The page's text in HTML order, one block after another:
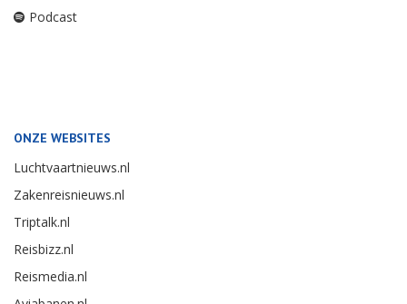
Podcast
ONZE WEBSITES
Luchtvaartnieuws.nl
Zakenreisnieuws.nl
Triptalk.nl
Reisbizz.nl
Reismedia.nl